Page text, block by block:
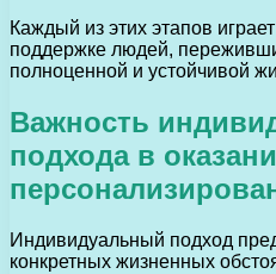
Каждый из этих этапов
поддержке людей,
полноценной и устойчивой
Важность
подхода в
Индивидуальный подход
конкретных жизненных